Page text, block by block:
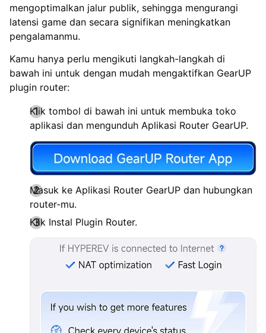
mengoptimalkan jalur publik, sehingga mengurangi
latensi game dan secara signifikan meningkatkan
pengalamanmu.
Kamu hanya perlu mengikuti langkah-langkah di
bawah ini untuk dengan mudah mengaktifkan GearUP
plugin router:
Klik tombol di bawah ini untuk membuka toko
aplikasi dan mengunduh Aplikasi Router GearUP.
Masuk ke Aplikasi Router GearUP dan hubungkan
router-mu.
Klik Instal Plugin Router.